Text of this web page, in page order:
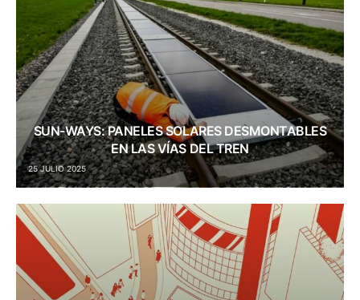
SUN-WAYS: PANELES SOLARES DESMONTABLES
EN LAS VÍAS DEL TREN
25 JULIO 2025